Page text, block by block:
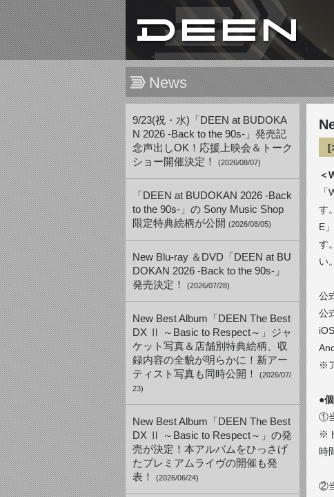
News
9/23(祝・水)「DEEN at BUDOKA
N 2026 -Back to the 90s-」発売記
念声出しOK！応援上映会＆トーク
ショー開催決定！
(2026/08/07)
「DEEN at BUDOKAN 2026 -Back
to the 90s-」の Sony Music Shop
限定特典絵柄が公開 (2026/08/05)
New Blu-ray ＆DVD「DEEN at BU
DOKAN 2026 -Back to the 90s-」
発売決定！
(2026/07/28)
New Best Album「DEEN The Best
DX Ⅱ ～Basic to Respect～」ジャ
ケット写真＆店舗別特典絵柄、収
録内容の全貌が明らかに！新アー
ティスト写真も同時公開！
(2026/07/
23)
New Best Album「DEEN The Best
DX Ⅱ ～Basic to Respect～」の発
売が決定！本アルバムをひっさげ
たプレミアムライヴの開催も発
表！
(2026/06/24)
[
＜
す
E
す
い。
公
公
※
●
①
※
時
②